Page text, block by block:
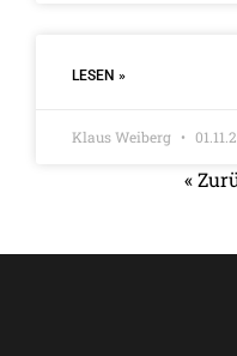
LESEN »
Klaus Weiberg
«